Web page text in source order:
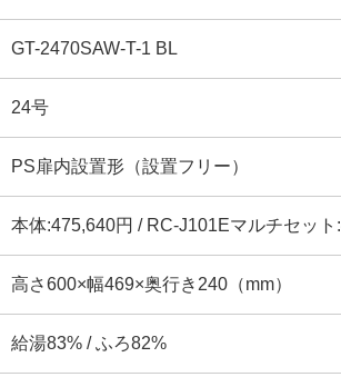
GT-2470SAW-T-1 BL
24号
PS扉内設置形（設置フリー）
本体:475,640円 / RC-J101Eマルチセット
高さ600×幅469×奥行き240（mm）
給湯83% / ふろ82%